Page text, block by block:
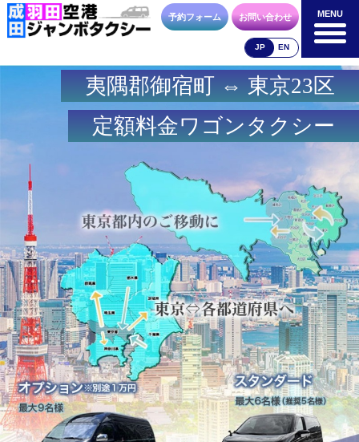
MENU
成田空港
料金表
羽田空港
料金表
空港送迎以外
料金表
車種・荷物 お支払方法 合流方法
お問合せ 予約フォーム
予約フォーム お問い合わせ
JP EN
MENU
夷隅郡御宿町 ⇔ 東京23区
定額料金ワゴンタクシー